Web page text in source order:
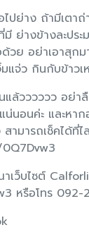
ปย่าง ถ้ามีเตาถ่
ย่างข้างละปร
วย อย่าเอาสุกม
แจ่ว กินกับข้าว
ล้วววววว อย่า
น่นอนค่ะ และหา
สามารถเช็คได้
เว็บไซต์
หรือโทร 092-